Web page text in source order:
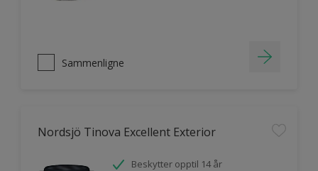
Sammenligne
Nordsjö Tinova Excellent Exterior
Beskytter opptil 14 år